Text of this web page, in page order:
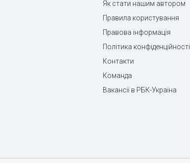
Як стати нашим автором
Правила користування
Правова інформація
Політика конфіденційності
Контакти
Команда
Вакансії в РБК-Україна